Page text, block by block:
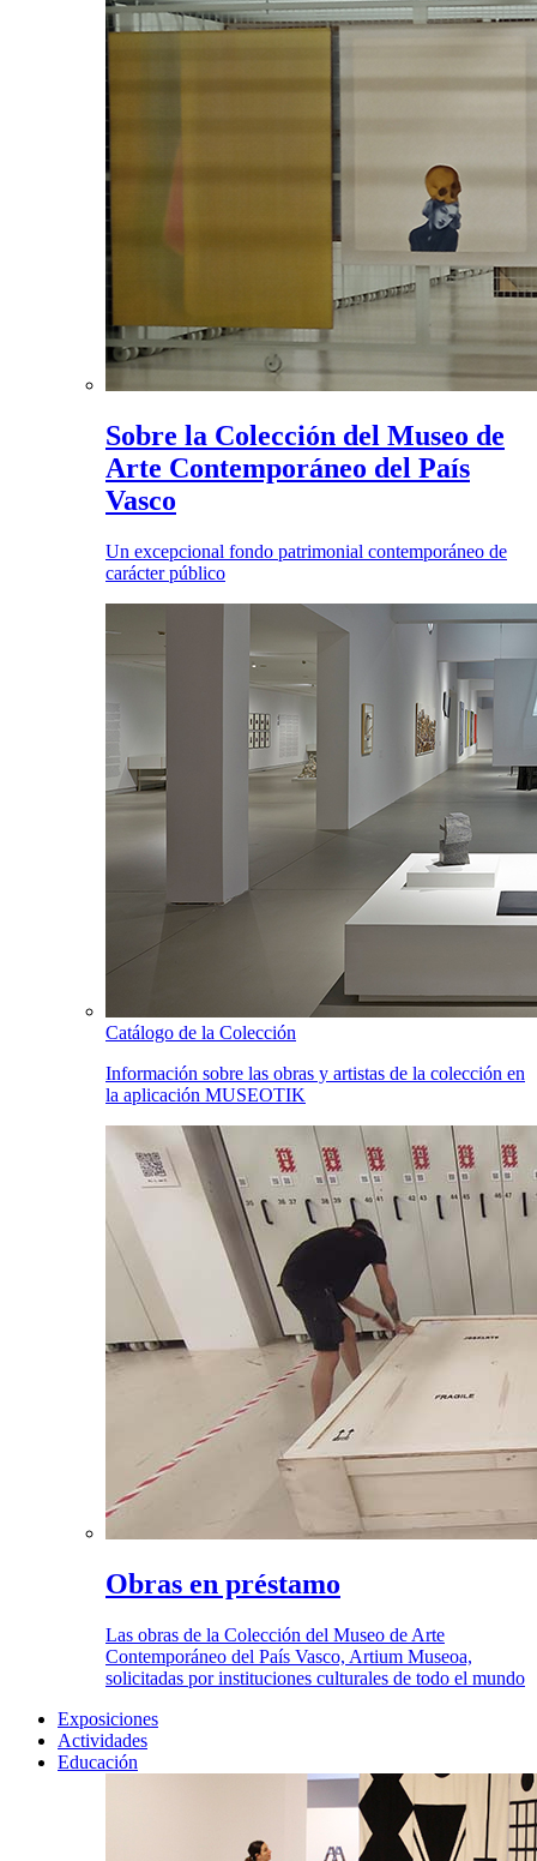
Sobre la Colección del Museo de
Arte Contemporáneo del País
Vasco
Un excepcional fondo patrimonial contemporáneo de
carácter público
Catálogo de la Colección
Información sobre las obras y artistas de la colección en
la aplicación MUSEOTIK
Obras en préstamo
Las obras de la Colección del Museo de Arte
Contemporáneo del País Vasco, Artium Museoa,
solicitadas por instituciones culturales de todo el mundo
Exposiciones
Actividades
Educación